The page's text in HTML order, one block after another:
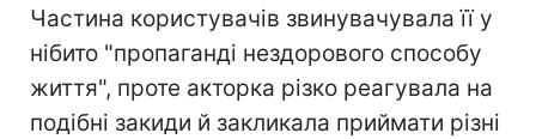
Частина користувачів звинувачувала її у
нібито "пропаганді нездорового способу
життя", проте акторка різко реагувала на
подібні закиди й закликала приймати різні